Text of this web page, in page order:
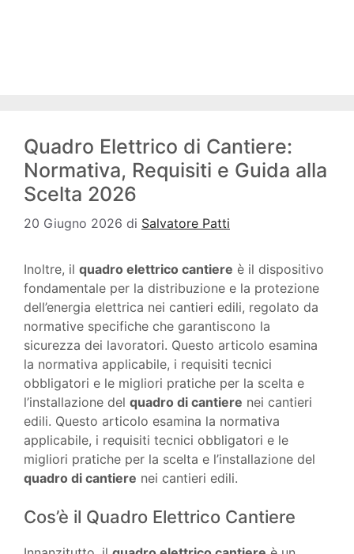
Quadro Elettrico di Cantiere:
Normativa, Requisiti e Guida alla
Scelta 2026
20 Giugno 2026 di Salvatore Patti
Inoltre, il quadro elettrico cantiere è il dispositivo
fondamentale per la distribuzione e la protezione
dell’energia elettrica nei cantieri edili, regolato da
normative specifiche che garantiscono la
sicurezza dei lavoratori. Questo articolo esamina
la normativa applicabile, i requisiti tecnici
obbligatori e le migliori pratiche per la scelta e
l’installazione del quadro di cantiere nei cantieri
edili. Questo articolo esamina la normativa
applicabile, i requisiti tecnici obbligatori e le
migliori pratiche per la scelta e l’installazione del
quadro di cantiere nei cantieri edili.
Cos’è il Quadro Elettrico Cantiere